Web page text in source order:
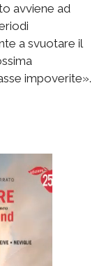
avviene ad
a svuotare il
impoverite».